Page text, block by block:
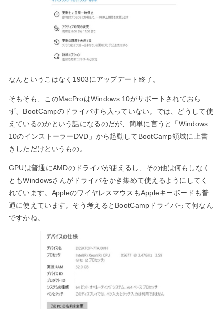
なんというこはなく1903にアップデート終了。
そもそも、このMacProはWindows 10がサポートされておら
ず、BootCampのドライバすら入っていない。では、どうして使
えているのかという話になるのだが、簡単に言うと「Windows
10のインストーラーDVD」から起動してBootCamp領域に上書
きしただけというもの。
GPUは普通にAMDのドライバが使えるし、その他は何もしなく
ともWindowsさんがドライバをかき集めて使えるようにしてく
れています。AppleのワイヤレスマウスもAppleキーボードも普
通に使えています。そう考えるとBootCampドライバって何なん
ですかね。